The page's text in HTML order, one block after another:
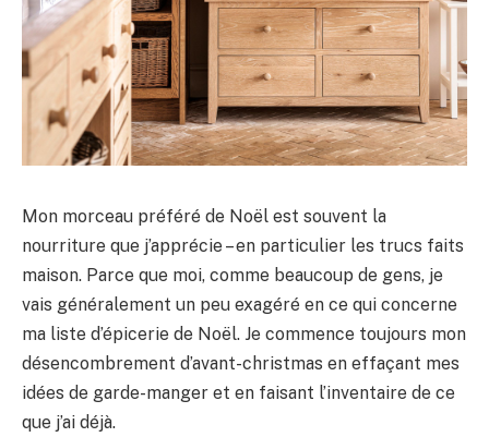
Mon morceau préféré de Noël est souvent la
nourriture que j’apprécie – en particulier les trucs faits
maison. Parce que moi, comme beaucoup de gens, je
vais généralement un peu exagéré en ce qui concerne
ma liste d’épicerie de Noël. Je commence toujours mon
désencombrement d’avant-christmas en effaçant mes
idées de garde-manger et en faisant l’inventaire de ce
que j’ai déjà.